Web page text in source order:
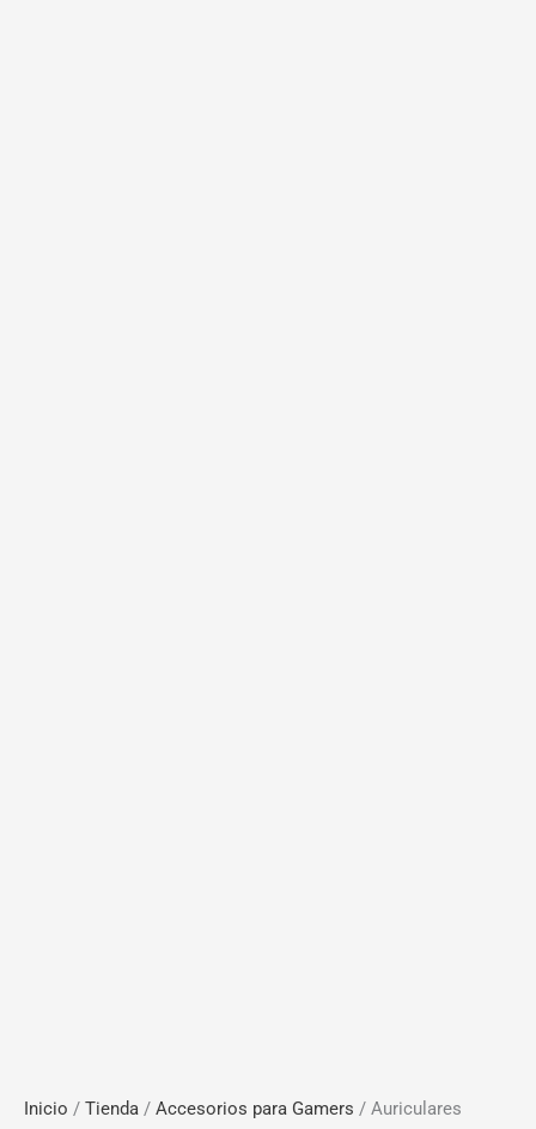
Inicio / Tienda / Accesorios para Gamers / Auriculares